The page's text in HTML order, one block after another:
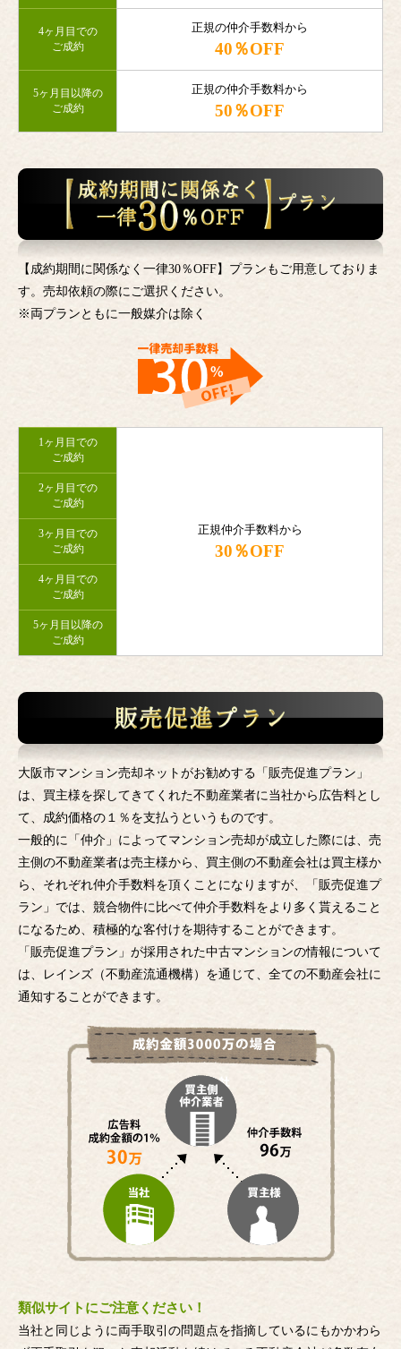
4ヶ月目での
ご成約
正規の仲介手数料から
40％OFF
5ヶ月目以降の
ご成約
正規の仲介手数料から
50％OFF
【成約期間に関係なく一律30％OFF】プランもご用意しておりま
す。売却依頼の際にご選択ください。
※両プランともに一般媒介は除く
1ヶ月目での
ご成約
正規仲介手数料から
30％OFF
2ヶ月目での
ご成約
3ヶ月目での
ご成約
4ヶ月目での
ご成約
5ヶ月目以降の
ご成約
大阪市マンション売却ネットがお勧めする「販売促進プラン」
は、買主様を探してきてくれた不動産業者に当社から広告料とし
て、成約価格の１％を支払うというものです。
一般的に「仲介」によってマンション売却が成立した際には、売
主側の不動産業者は売主様から、買主側の不動産会社は買主様か
ら、それぞれ仲介手数料を頂くことになりますが、「販売促進プ
ラン」では、競合物件に比べて仲介手数料をより多く貰えること
になるため、積極的な客付けを期待することができます。
「販売促進プラン」が採用された中古マンションの情報について
は、レインズ（不動産流通機構）を通じて、全ての不動産会社に
通知することができます。
類似サイトにご注意ください！
当社と同じように両手取引の問題点を指摘しているにもかかわら